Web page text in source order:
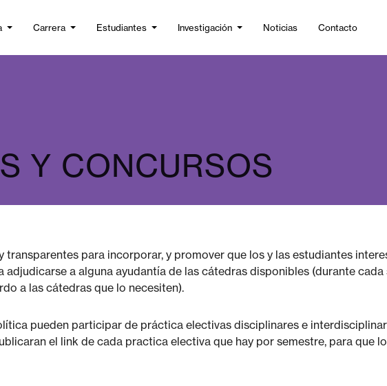
Carrera Estudiantes Investigación Noticias Contacto
Y CONCURSOS
transparentes para incorporar, y promover que los y las estudiantes
a alguna ayudantía de las cátedras disponibles (durante
a las cátedras que lo necesiten).
pueden participar de práctica electivas disciplinares e
el link de cada practica electiva que hay por semestre, para que